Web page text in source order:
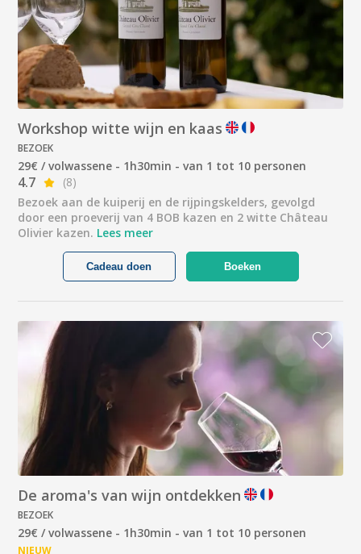
Workshop witte wijn en kaas
BEZOEK
29€ / volwassene - 1h30min - van 1 tot 10 personen
4.7
(8)
Bezoek aan de kuiperij en de rijpingskelders, gevolgd
door een proeverij van 4 BOB kazen en 2 witte Château
Olivier kazen. Lees meer
Boeken
Cadeau doen
De aroma's van wijn ontdekken
BEZOEK
29€ / volwassene - 1h30min - van 1 tot 10 personen
NIEUW